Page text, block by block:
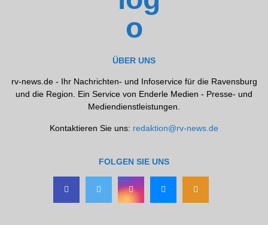
ÜBER UNS
rv-news.de - Ihr Nachrichten- und Infoservice für die Ravensburg
und die Region. Ein Service von Enderle Medien - Presse- und
Mediendienstleistungen.
Kontaktieren Sie uns: redaktion@rv-news.de
FOLGEN SIE UNS